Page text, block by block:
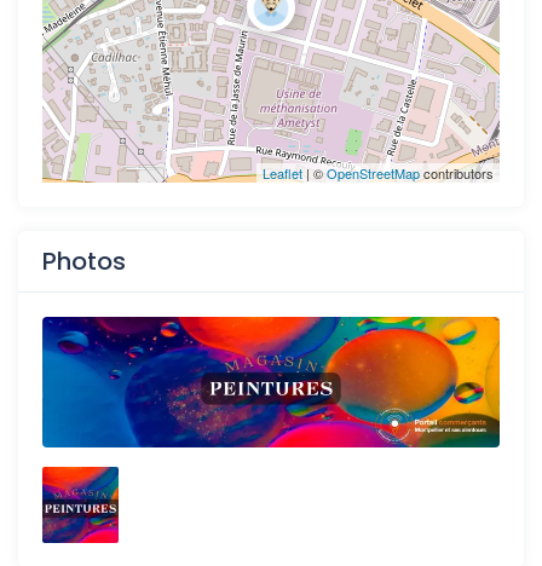
Leaflet | ©OpenStreetMapcontributors
Photos